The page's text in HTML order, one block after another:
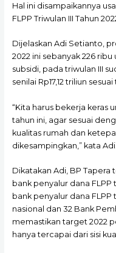
Hal ini disampaikannya
FLPP Triwulan III Tahun
Dijelaskan Adi Setianto,
2022 ini sebanyak 226
subsidi, pada triwulan III
senilai Rp17,12 triliun
“Kita harus bekerja keras
tahun ini, agar sesuai
kualitas rumah dan
dikesampingkan,” kata Adi.
Dikatakan Adi, BP
bank penyalur dana FLPP
bank penyalur dana
nasional dan 32 Bank
memastikan target 2022
hanya tercapai dari sisi